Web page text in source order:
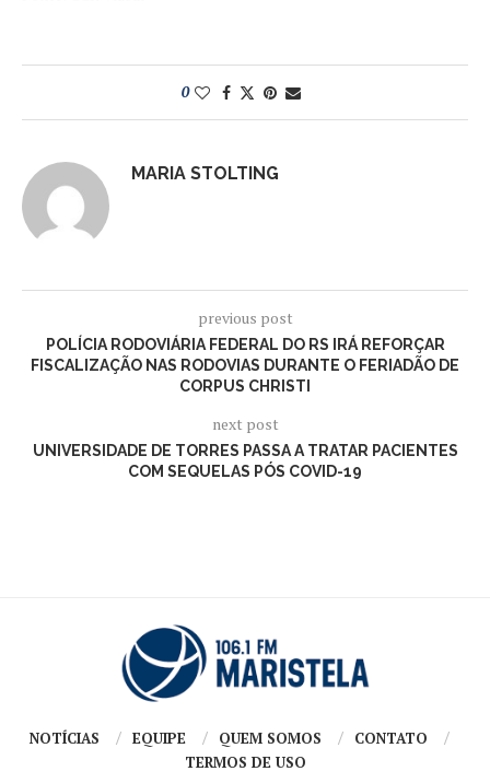
0
MARIA STOLTING
previous post
POLÍCIA RODOVIÁRIA FEDERAL DO RS IRÁ REFORÇAR
FISCALIZAÇÃO NAS RODOVIAS DURANTE O FERIADÃO DE
CORPUS CHRISTI
next post
UNIVERSIDADE DE TORRES PASSA A TRATAR PACIENTES
COM SEQUELAS PÓS COVID-19
NOTÍCIAS EQUIPE QUEM SOMOS
CONTATO
TERMOS DE USO